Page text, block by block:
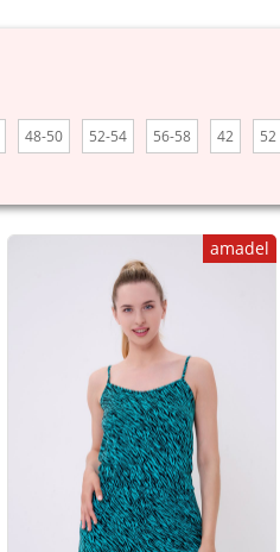
48-50 52-54 56-58 42 52
amadel